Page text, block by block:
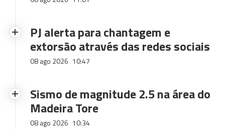
PJ alerta para chantagem e
extorsão através das redes sociais
08 ago 2026 10:47
Sismo de magnitude 2.5 na área do
Madeira Tore
08 ago 2026 10:34